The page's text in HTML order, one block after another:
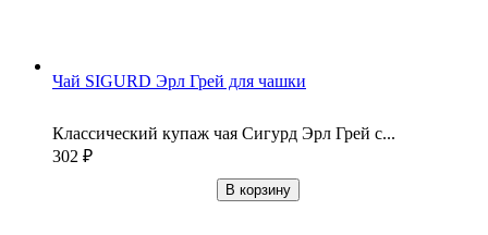
Чай SIGURD Эрл Грей для чашки
Классический купаж чая Сигурд Эрл Грей с...
302 ₽
В корзину